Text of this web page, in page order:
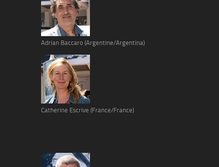
Adrian Baccaro (Argentine/Argentina)
Catherine Escrive (France/France)